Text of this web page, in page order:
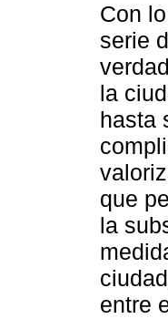
Con
serie
la
hasta
que
la
entre